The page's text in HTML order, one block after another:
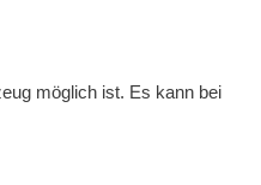
möglich ist. Es kann bei